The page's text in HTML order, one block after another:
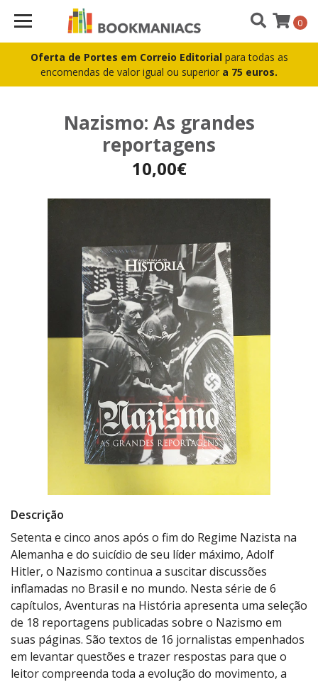
Oferta de Portes em Correio Editorial para todas as
encomendas de valor igual ou superior a 75 euros.
0
Nazismo: As grandes
reportagens
10,00€
Descrição
Setenta e cinco anos após o fim do Regime Nazista na
Alemanha e do suicídio de seu líder máximo, Adolf
Hitler, o Nazismo continua a suscitar discussões
inflamadas no Brasil e no mundo. Nesta série de 6
capítulos, Aventuras na História apresenta uma seleção
de 18 reportagens publicadas sobre o Nazismo em
suas páginas. São textos de 16 jornalistas empenhados
em levantar questões e trazer respostas para que o
leitor compreenda toda a evolução do movimento, a